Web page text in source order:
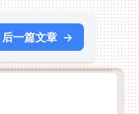
后一篇文章 →